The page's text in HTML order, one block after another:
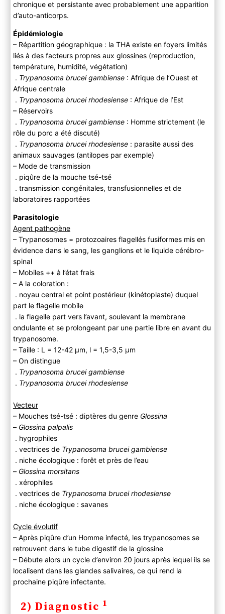
chronique et persistante avec probablement une apparition
d’auto-anticorps.
Épidémiologie
– Répartition géographique : la THA existe en foyers limités
liés à des facteurs propres aux glossines (reproduction,
température, humidité, végétation)
. Trypanosoma brucei gambiense: Afrique de l’Ouest et
Afrique centrale
. Trypanosoma brucei rhodesiense: Afrique de l’Est
– Réservoirs
. Trypanosoma brucei gambiense: Homme strictement (le
rôle du porc a été discuté)
. Trypanosoma brucei rhodesiense: parasite aussi des
animaux sauvages (antilopes par exemple)
– Mode de transmission
. piqûre de la mouche tsé-tsé
. transmission congénitales, transfusionnelles et de
laboratoires rapportées
Parasitologie
Agent pathogène
– Trypanosomes = protozoaires flagellés fusiformes mis en
évidence dans le sang, les ganglions et le liquide cérébro-
spinal
– Mobiles ++ à l’état frais
– A la coloration :
. noyau central et point postérieur (kinétoplaste) duquel
part le flagelle mobile
. la flagelle part vers l’avant, soulevant la membrane
ondulante et se prolongeant par une partie libre en avant du
trypanosome.
– Taille : L = 12-42 μm, l = 1,5-3,5 μm
– On distingue
. Trypanosoma brucei gambiense
. Trypanosoma brucei rhodesiense
Vecteur
– Mouches tsé-tsé : diptères du genre Glossina
– Glossina palpalis
. hygrophiles
. vectrices de Trypanosoma brucei gambiense
. niche écologique : forêt et près de l’eau
– Glossina morsitans
. xérophiles
. vectrices de Trypanosoma brucei rhodesiense
. niche écologique : savanes
Cycle évolutif
– Après piqûre d’un Homme infecté, les trypanosomes se
retrouvent dans le tube digestif de la glossine
– Débute alors un cycle d’environ 20 jours après lequel ils se
localisent dans les glandes salivaires, ce qui rend la
prochaine piqûre infectante.
2) Diagnostic 1